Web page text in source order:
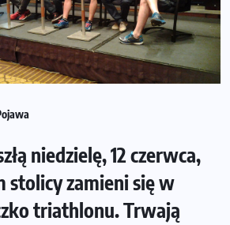
niedzielę, 12 czerwca,
stolicy zamieni się w
triathlonu. Trwają